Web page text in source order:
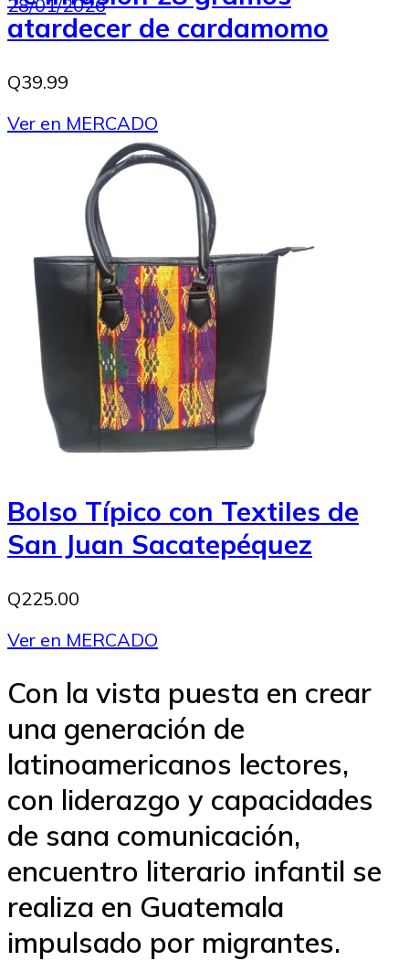
28/01/2026
atardecer de cardamomo
Q39.99
Ver en MERCADO
Bolso Típico con Textiles de
San Juan Sacatepéquez
Q225.00
Ver en MERCADO
Con la vista puesta en crear
una generación de
latinoamericanos lectores,
con liderazgo y capacidades
de sana comunicación,
encuentro literario infantil se
realiza en Guatemala
impulsado por migrantes.